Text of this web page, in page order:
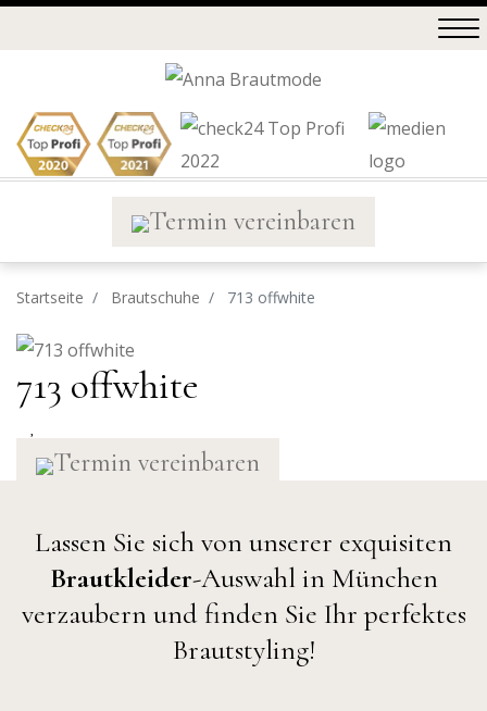
Termin vereinbaren
Startseite Brautschuhe 713 offwhite
713 offwhite
Termin vereinbaren
Lassen Sie sich von unserer exquisiten
Brautkleider-Auswahl in München
verzaubern und finden Sie Ihr perfektes
Brautstyling!